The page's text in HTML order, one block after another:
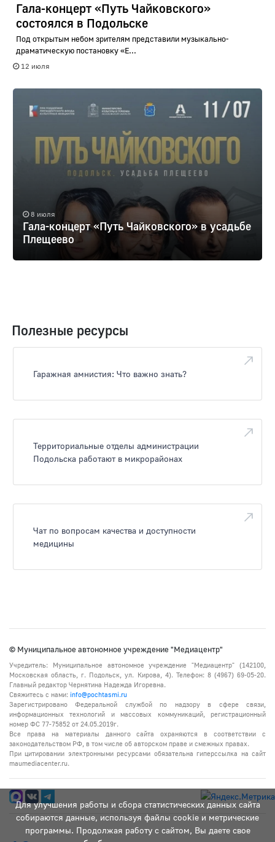
Гала-концерт «Путь Чайковского»
состоялся в Подольске
Под открытым небом зрителям представили музыкально-
драматическую постановку «Е...
12 июля
8 июля
Гала-концерт «Путь Чайковского» в усадьбе
Плещеево
Полезные ресурсы
Гаражная амнистия: Что важно знать?
Территориальные отделы администрации
Подольска работают в микрорайонах
Чат по вопросам качества и доступности
медицины
Для улучшения работы и сбора статистических данных сайта
собираются данные, используя файлы cookie и метрические
программы. Продолжая работу с сайтом, Вы даете свое
© Муниципальное автономное учреждение "Медиацентр"
Учредитель: Муниципальное автономное учреждение "Медиацентр" (142100,
Московская область, г. Подольск, ул. Кирова, 4). Телефон: 8 (4967) 69-05-20.
Главный редактор Чернятина Надежда Игоревна.
Свяжитесь с нами: info@pochtasmi.ru
Зарегистрировано Федеральной службой по надзору в сфере связи,
информационных технологий и массовых коммуникаций, регистрационный
номер ФС 77-75852 от 24.05.2019г.
Все права на материалы данного сайта охраняются в соответствии с
законодательством РФ, в том числе об авторском праве и смежных правах.
При цитировании электронными ресурсами обязательна гиперссылка на сайт
maumediacenter.ru.